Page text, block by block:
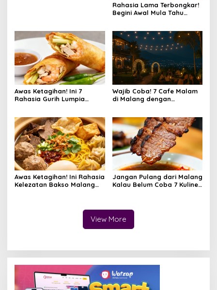
Rahasia Lama Terbongkar!
Begini Awal Mula Tahu
Awas Ketagihan! Ini 7
Rahasia Gurih Lumpia
Wajib Coba! 7 Cafe Malam
di Malang dengan
Awas Ketagihan! Ini Rahasia
Kelezatan Bakso Malang
Jangan Pulang dari Malang
Kalau Belum Coba 7 Kuliner
View More